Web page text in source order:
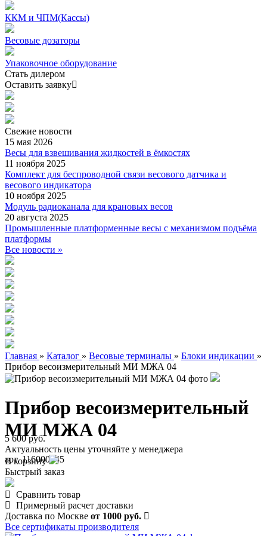
ККМ и ЧПМ(Кассы)
Весовые дозаторы
Упаковочное оборудование
Стать дилером
Оставить заявку
Свежие новости
15 мая 2026
Весы для взвешивания жидкостей в ёмкостях
11 ноября 2025
Комплект для беспроводной связи весового датчика и
весового индикатора
10 ноября 2025
Модуль радиоканала для крановых весов
20 августа 2025
Промышленные платформенные весы с механизмом подъёма
платформы
Все новости »
Главная » Каталог » Весовые терминалы » Блоки индикации »
Прибор весоизмерительный МИ МЖА 04
Прибор весоизмерительный
МИ МЖА 04
арт. 116000045
5 600 руб.
Актуальность цены уточняйте у менеджера
В корзину
Быстрый заказ
Сравнить товар
Примерный расчет доставки
Доставка по Москве от 1000 руб.
Все сертификаты производителя